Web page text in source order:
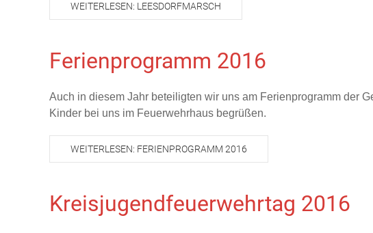
WEITERLESEN: LEESDORFMARSCH
Ferienprogramm 2016
Auch in diesem Jahr beteiligten wir uns am Ferienprogramm der
Kinder bei uns im Feuerwehrhaus begrüßen.
WEITERLESEN: FERIENPROGRAMM 2016
Kreisjugendfeuerwehrtag 2016